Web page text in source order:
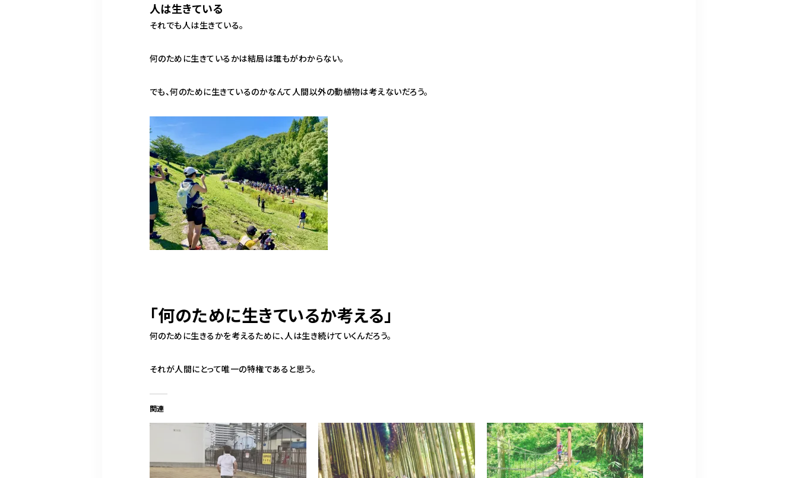
人は生きている
それでも人は生きている。
何のために生きているかは結局は誰もがわからない。
でも、何のために生きているのかなんて人間以外の動植物は考えないだろう。
「何のために生きているか考える」
何のために生きるかを考えるために、人は生き続けていくんだろう。
それが人間にとって唯一の特権であると思う。
関連